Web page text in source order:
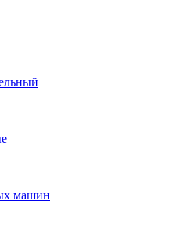
машин